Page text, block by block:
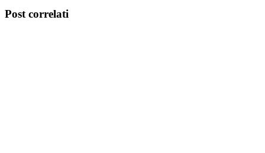
Facebook
X
Tumblr
Pinterest
Post correlati